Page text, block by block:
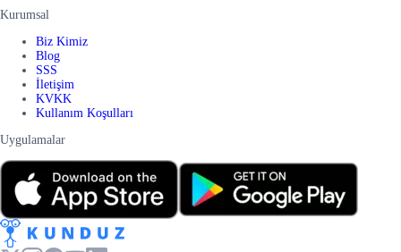
Kurumsal
Biz Kimiz
Blog
SSS
İletişim
KVKK
Kullanım Koşulları
Uygulamalar